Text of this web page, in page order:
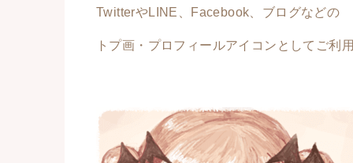
TwitterやLINE、Facebook、ブログなどの
トプ画・プロフィールアイコンとしてご利